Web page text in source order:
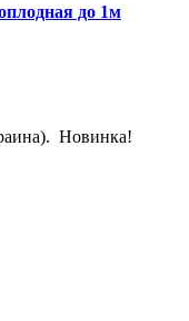
до 1м
Новинка!